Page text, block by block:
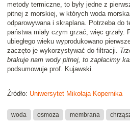
metody termiczne, to były jedne z
pitnej z morskiej, w których woda
odparowywana i skraplana. Potrzeba do
państwa miały czym grzać, więc grzały.
ubiegłego wieku wyprodukowano
zaczęto je wykorzystywać do filtracji.
brakuje nam wody pitnej, to zapłacimy
podsumowuje prof. Kujawski.
Źródło: Uniwersytet Mikołaja Kopernika
woda osmoza membrana